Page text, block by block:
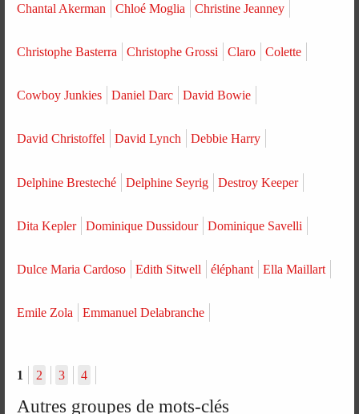
Chantal Akerman Chloé Moglia Christine Jeanney
Christophe Basterra Christophe Grossi Claro Colette
Cowboy Junkies Daniel Darc David Bowie
David Christoffel David Lynch Debbie Harry
Delphine Bresteché Delphine Seyrig Destroy Keeper
Dita Kepler Dominique Dussidour Dominique Savelli
Dulce Maria Cardoso Edith Sitwell éléphant Ella Maillart
Emile Zola Emmanuel Delabranche
1 2 3 4
Autres groupes de mots-clés